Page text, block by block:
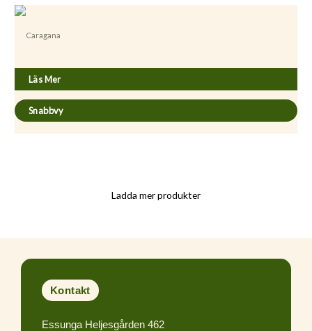
Caragana
Läs Mer
Snabbvy
Ladda mer produkter
Kontakt
Essunga Heljesgården 462